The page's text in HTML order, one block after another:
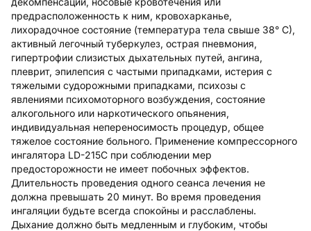
предрасположенность к ним, кровохарканье,
лихорадочное состояние (температура тела свыше 38° С),
активный легочный туберкулез, острая пневмония,
гипертрофии слизистых дыхательных путей, ангина,
плеврит, эпилепсия с частыми припадками, истерия с
тяжелыми судорожными припадками, психозы с
явлениями психомоторного возбуждения, состояние
алкогольного или наркотического опьянения,
индивидуальная непереносимость процедур, общее
тяжелое состояние больного. Применение компрессорного
ингалятора LD-215С при соблюдении мер
предосторожности не имеет побочных эффектов.
Длительность проведения одного сеанса лечения не
должна превышать 20 минут. Во время проведения
ингаляции будьте всегда спокойны и расслаблены.
Дыхание должно быть медленным и глубоким, чтобы